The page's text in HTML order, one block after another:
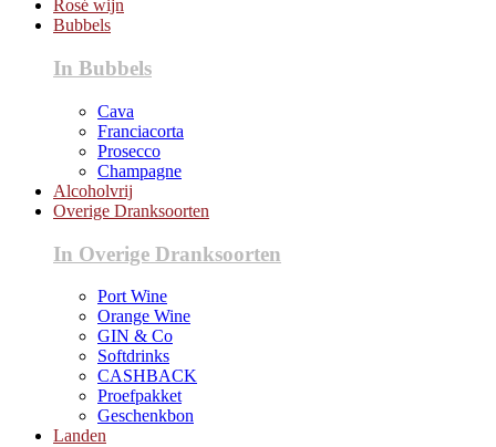
Rosé wijn
Bubbels
In Bubbels
Cava
Franciacorta
Prosecco
Champagne
Alcoholvrij
Overige Dranksoorten
In Overige Dranksoorten
Port Wine
Orange Wine
GIN & Co
Softdrinks
CASHBACK
Proefpakket
Geschenkbon
Landen